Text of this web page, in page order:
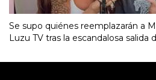
Se supo quiénes reemplazarán a
Luzu TV tras la escandalosa salida